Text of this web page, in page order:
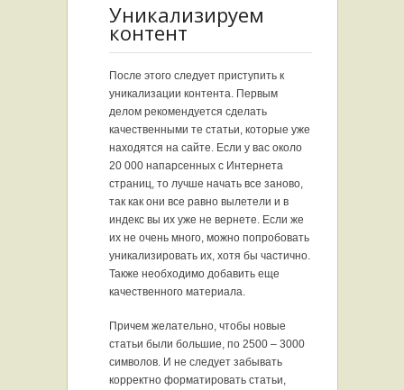
Уникализируем
контент
После этого следует приступить к
уникализации контента. Первым
делом рекомендуется сделать
качественными те статьи, которые уже
находятся на сайте. Если у вас около
20 000 напарсенных с Интернета
страниц, то лучше начать все заново,
так как они все равно вылетели и в
индекс вы их уже не вернете. Если же
их не очень много, можно попробовать
уникализировать их, хотя бы частично.
Также необходимо добавить еще
качественного материала.
Причем желательно, чтобы новые
статьи были большие, по 2500 – 3000
символов. И не следует забывать
корректно форматировать статьи,